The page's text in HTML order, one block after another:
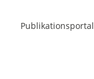
Publikationsportal